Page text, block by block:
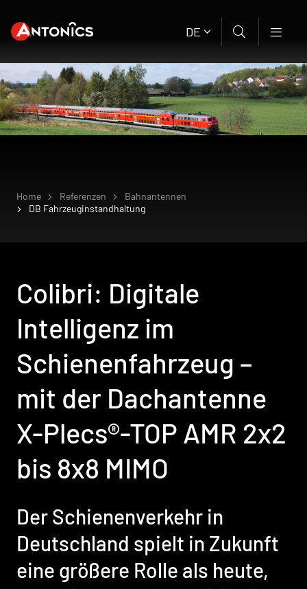
DE
Home Referenzen
Bahnantennen
DB Fahrzeuginstandhaltung
Colibri: Digitale
Intelligenz im
Schienenfahrzeug –
mit der Dachantenne
X-Plecs®-TOP AMR 2x2
bis 8x8 MIMO
Der Schienenverkehr in
Deutschland spielt in Zukunft
eine größere Rolle als heute,